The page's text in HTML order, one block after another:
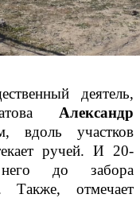
деятель,
Александр
вдоль участков
ручей. И 20-
до забора
Также, отмечает